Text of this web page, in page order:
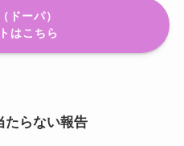
ドーパ）
はこちら
たらない報告